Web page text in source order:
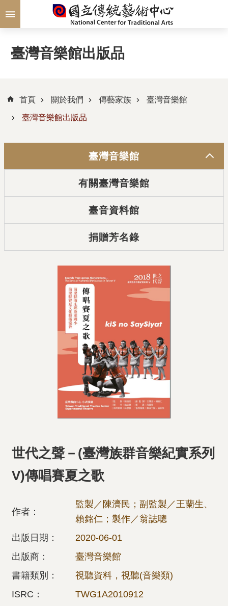
跳到主要內容區塊
臺灣音樂館出版品
首頁 關於我們 傳藝家族 臺灣音樂館
臺灣音樂館出版品
臺灣音樂館
有關臺灣音樂館
臺音資料館
捐贈芳名錄
世代之聲－(臺灣族群音樂紀實系列
V)傳唱賽夏之歌
作者：
監製／陳濟民；副監製／王蘭生、
賴銘仁；製作／翁誌聰
出版日期：
2020-06-01
出版商：
臺灣音樂館
書籍類別：
視聽資料，視聽(音樂類)
ISRC：
TWG1A2010912